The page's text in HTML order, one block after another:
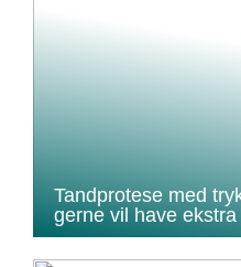
Tandprotese med
gerne vil have